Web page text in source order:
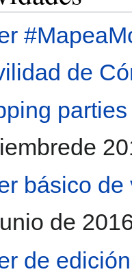
de
básico
de
de